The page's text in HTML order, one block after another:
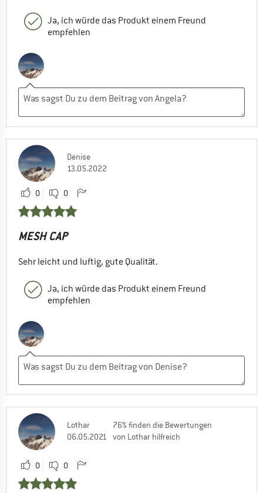
Ja, ich würde das Produkt einem Freund
empfehlen
Denise
13.05.2022
0 0
MESH CAP
Sehr leicht und luftig, gute Qualität.
Ja, ich würde das Produkt einem Freund
empfehlen
Lothar
06.05.2021
76% finden die Bewertungen
von Lothar hilfreich
0 0